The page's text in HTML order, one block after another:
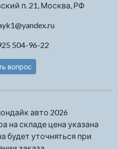
п. 21, Москва, РФ
504-96-22
вопрос
авто 2026
на складе цена указана
будет уточняться при